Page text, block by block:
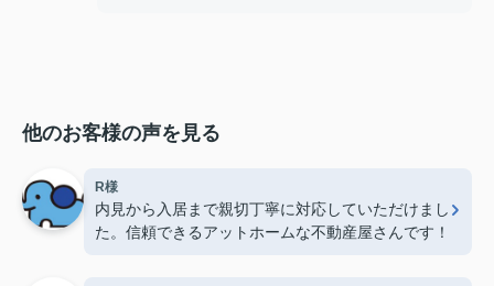
他のお客様の声を見る
R様
内見から入居まで親切丁寧に対応していただけまし
た。信頼できるアットホームな不動産屋さんです！